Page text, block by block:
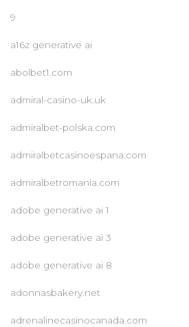
9
a16z generative ai
abolbet1.com
admiral-casino-uk.uk
admiralbet-polska.com
admiralbetcasinoespana.com
admiralbetromania.com
adobe generative ai 1
adobe generative ai 3
adobe generative ai 8
adonnasbakery.net
adrenalinecasinocanada.com